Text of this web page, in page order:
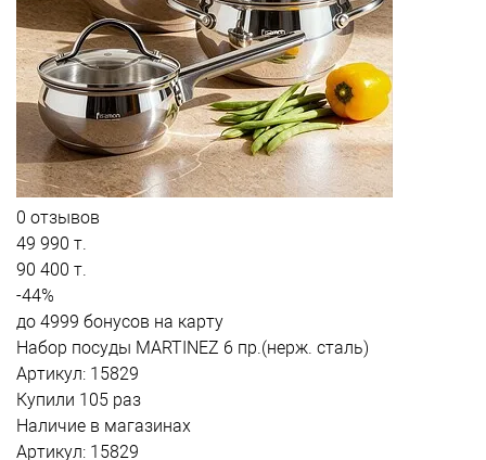
0 отзывов
49 990 т.
90 400 т.
-44%
до 4999 бонусов на карту
Набор посуды MARTINEZ 6 пр.(нерж. сталь)
Артикул: 15829
Купили 105 раз
Наличие в магазинах
Артикул: 15829